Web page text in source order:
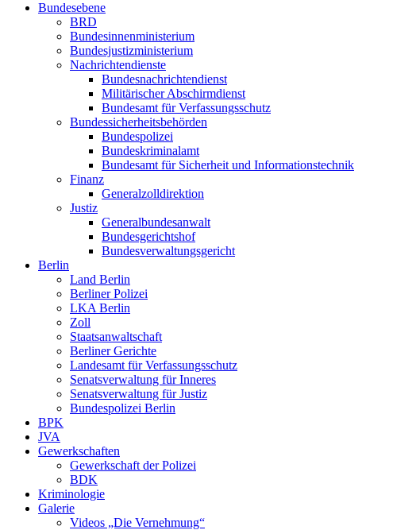
Bundesebene
BRD
Bundesinnenministerium
Bundesjustizministerium
Nachrichtendienste
Bundesnachrichtendienst
Militärischer Abschirmdienst
Bundesamt für Verfassungsschutz
Bundessicherheitsbehörden
Bundespolizei
Bundeskriminalamt
Bundesamt für Sicherheit und Informationstechnik
Finanz
Generalzolldirektion
Justiz
Generalbundesanwalt
Bundesgerichtshof
Bundesverwaltungsgericht
Berlin
Land Berlin
Berliner Polizei
LKA Berlin
Zoll
Staatsanwaltschaft
Berliner Gerichte
Landesamt für Verfassungsschutz
Senatsverwaltung für Inneres
Senatsverwaltung für Justiz
Bundespolizei Berlin
BPK
JVA
Gewerkschaften
Gewerkschaft der Polizei
BDK
Kriminologie
Galerie
Videos „Die Vernehmung“